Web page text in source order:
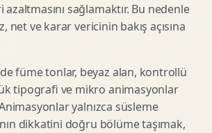
sağlamaktır. Bu nedenle
net ve karar vericinin bakış açısına
füme tonlar, beyaz alan, kontrollü
tipografi ve mikro animasyonlar
yalnızca süsleme
dikkatini doğru bölüme taşımak,